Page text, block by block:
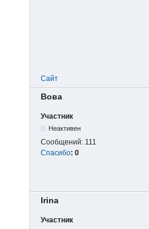
Сайт
Вова
Участник
Неактивен
Сообщений: 111
Спасибо: 0
Irina
Участник